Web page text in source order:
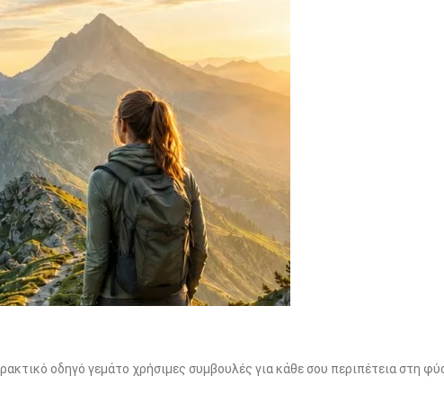
οδηγό γεμάτο χρήσιμες συμβουλές για κάθε σου περιπέτεια στη